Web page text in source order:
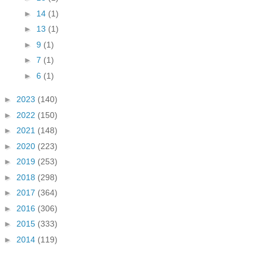
► 14 (1)
► 13 (1)
► 9 (1)
► 7 (1)
► 6 (1)
► 2023 (140)
► 2022 (150)
► 2021 (148)
► 2020 (223)
► 2019 (253)
► 2018 (298)
► 2017 (364)
► 2016 (306)
► 2015 (333)
► 2014 (119)